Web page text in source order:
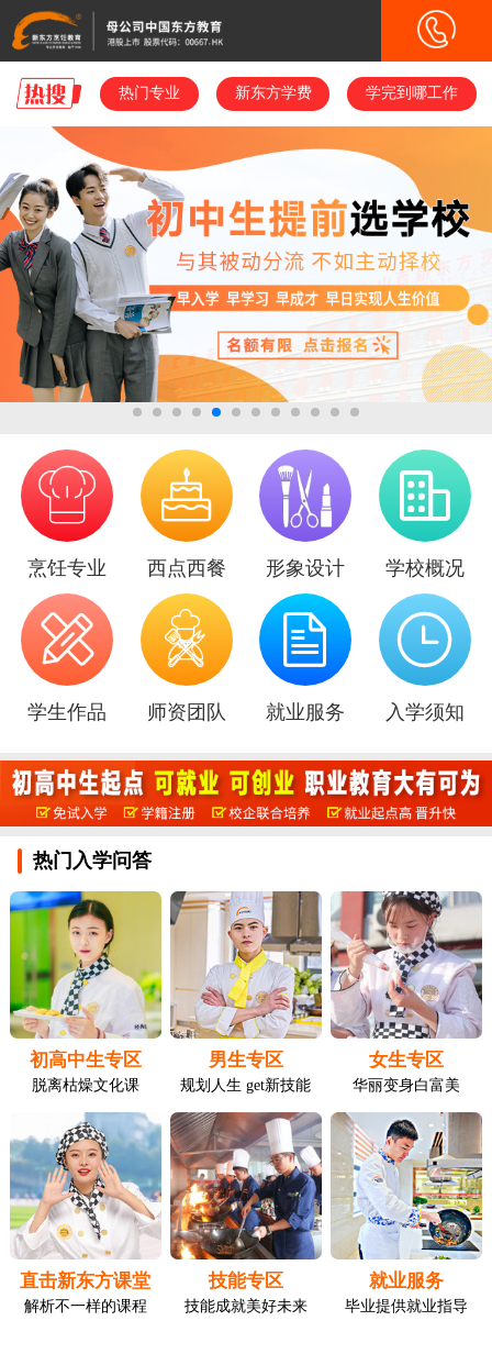
热门专业 新东方学费 学完到哪工作
热门专业 新东方学费 学完到哪工作

烹饪专业 西点西餐 形象设计 学校概况
学生作品 师资团队 就业服务 入学须知
热门入学问答
初高中生专区
脱离枯燥文化课
男生专区
规划人生 get新技能
女生专区
华丽变身白富美
直击新东方课堂
解析不一样的课程
技能专区
技能成就美好未来
就业服务
毕业提供就业指导